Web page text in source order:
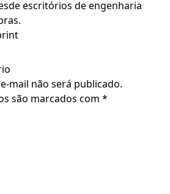
escritórios de engenharia
mail não será publicado.
são marcados com *